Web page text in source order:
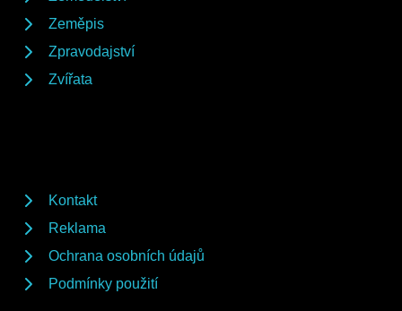
Zeměpis
Zpravodajství
Zvířata
Kontakt
Reklama
Ochrana osobních údajů
Podmínky použití